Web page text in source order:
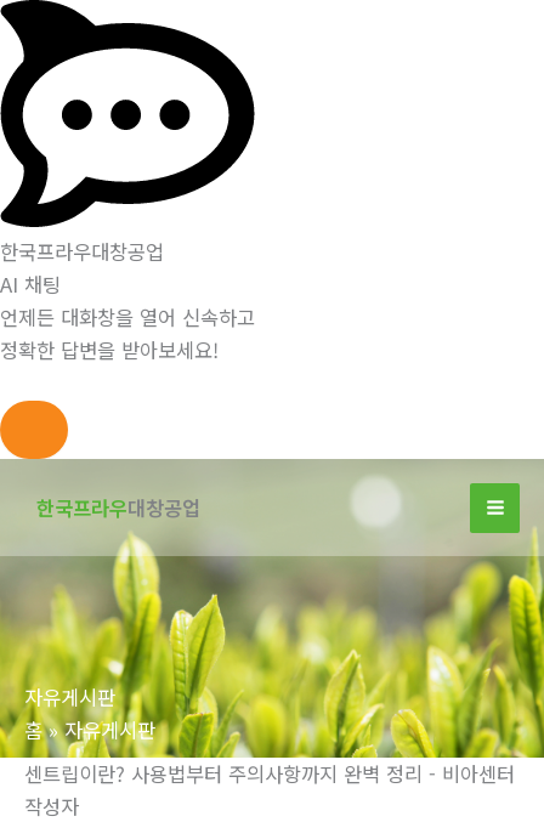
한국프라우대창공업
AI 채팅
언제든 대화창을 열어 신속하고
정확한 답변을 받아보세요!
너
뛰
기
한국프라우대창공업
자유게시판
홈
자유게시판
센트립이란? 사용법부터 주의사항까지 완벽 정리 - 비아센터
작성자